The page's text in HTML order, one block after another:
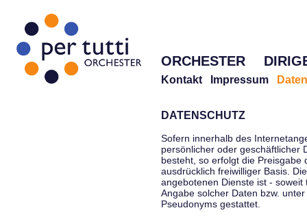
ORCHESTER
Kontakt Impressum
DATENSCHUTZ
Sofern innerhalb des
persönlicher oder geschäftlicher
besteht, so erfolgt die Preisgabe
ausdrücklich freiwilliger Basis.
angebotenen Dienste ist -
Angabe solcher Daten bzw.
Pseudonyms gestattet.